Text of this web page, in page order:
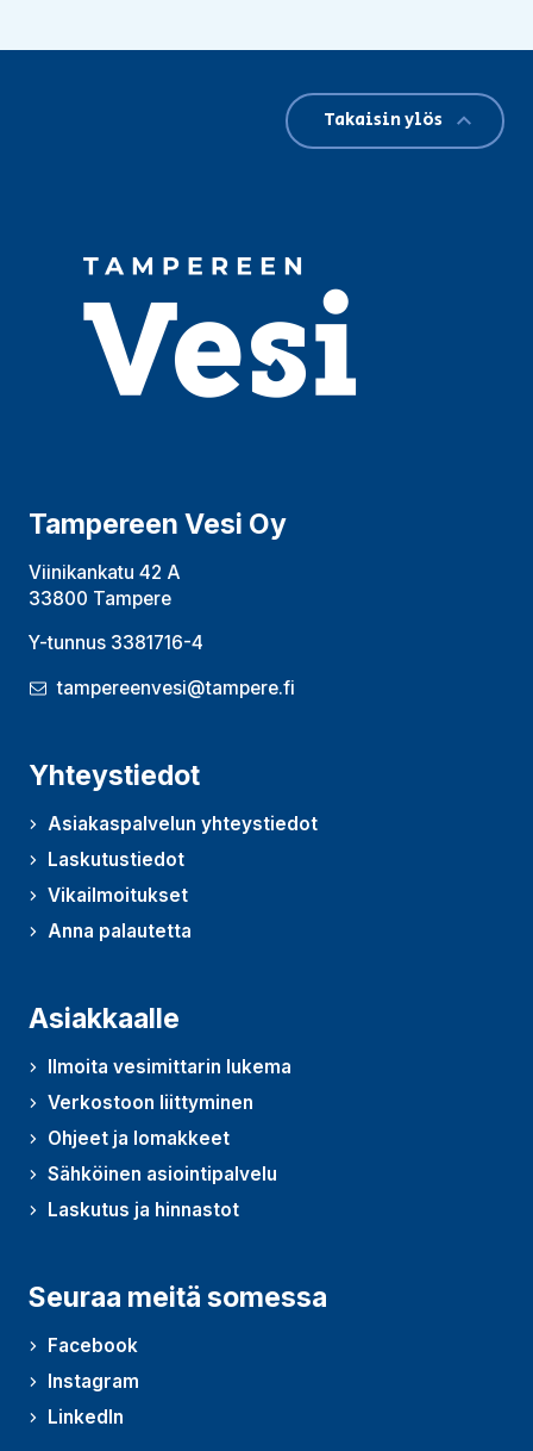
Tampereen Vesi Oy
Viinikankatu 42 A
33800 Tampere
Y-tunnus 3381716-4
tampereenvesi@tampere.fi
Yhteystiedot
Asiakaspalvelun yhteystiedot
Laskutustiedot
Vikailmoitukset
Anna palautetta
(Avautuu uudessa ikkunassa)
Asiakkaalle
Ilmoita vesimittarin lukema
Verkostoon liittyminen
Ohjeet ja lomakkeet
Sähköinen asiointipalvelu
Laskutus ja hinnastot
Seuraa meitä somessa
Facebook
Instagram
LinkedIn
Takaisin ylös